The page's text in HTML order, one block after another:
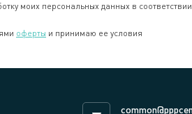
моих персональных данных в
оферты и принимаю ее условия